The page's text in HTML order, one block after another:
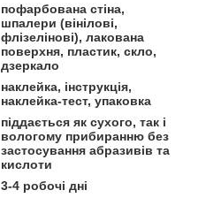
пофарбована стіна,
шпалери (вінілові,
флізелінові), лакована
поверхня, пластик, скло,
дзеркало
наклейка, інструкція,
наклейка-тест, упаковка
піддається як сухого, так і
вологому прибиранню без
застосування абразивів та
кислоти
3-4 робочі дні